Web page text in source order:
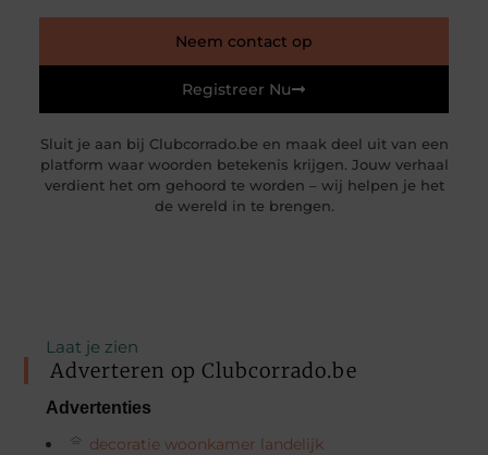
Neem contact op
Registreer Nu
Sluit je aan bij Clubcorrado.be en maak deel uit van een
platform waar woorden betekenis krijgen. Jouw verhaal
verdient het om gehoord te worden – wij helpen je het
de wereld in te brengen.
Laat je zien
Adverteren op Clubcorrado.be
Advertenties
decoratie woonkamer landelijk